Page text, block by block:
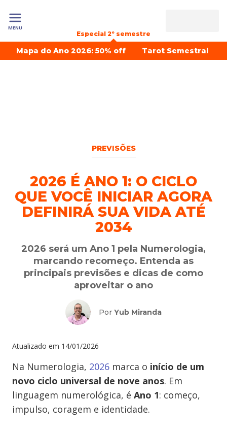
MENU
Especial 2º semestre
Mapa do Ano 2026: 50% off Tarot Semestral
PREVISÕES
2026 É ANO 1: O CICLO
QUE VOCÊ INICIAR AGORA
DEFINIRÁ SUA VIDA ATÉ
2034
2026 será um Ano 1 pela Numerologia,
marcando recomeço. Entenda as
principais previsões e dicas de como
aproveitar o ano
Por Yub Miranda
Atualizado em 14/01/2026
Na Numerologia, 2026 marca o início de um
novo ciclo universal de nove anos. Em
linguagem numerológica, é Ano 1: começo,
impulso, coragem e identidade.